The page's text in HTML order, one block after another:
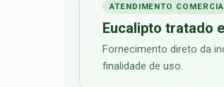
ATENDIMENTO
Eucalipto tratado
Fornecimento direto da
finalidade de uso.